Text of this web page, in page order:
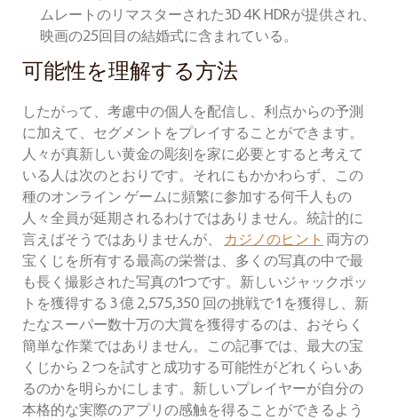
ムレートのリマスターされた3D 4K HDRが提供され、
映画の25回目の結婚式に含まれている。
可能性を理解する方法
したがって、考慮中の個人を配信し、利点からの予測
に加えて、セグメントをプレイすることができます。
人々が真新しい黄金の彫刻を家に必要とすると考えて
いる人は次のとおりです。それにもかかわらず、この
種のオンライン ゲームに頻繁に参加する何千人もの
人々全員が延期されるわけではありません。統計的に
言えばそうではありませんが、 カジノのヒント 両方の
宝くじを所有する最高の栄誉は、多くの写真の中で最
も長く撮影された写真の1つです。新しいジャックポッ
トを獲得する 3 億 2,575,350 回の挑戦で 1 を獲得し、新
たなスーパー数十万の大賞を獲得するのは、おそらく
簡単な作業ではありません。この記事では、最大の宝
くじから 2 つを試すと成功する可能性がどれくらいあ
るのかを明らかにします。新しいプレイヤーが自分の
本格的な実際のアプリの感触を得ることができるよう